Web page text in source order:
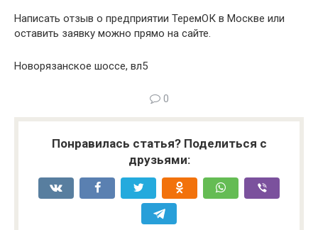
Написать отзыв о предприятии ТеремОК в Москве или
оставить заявку можно прямо на сайте.
Новорязанское шоссе, вл5
0
Понравилась статья? Поделиться с
друзьями: